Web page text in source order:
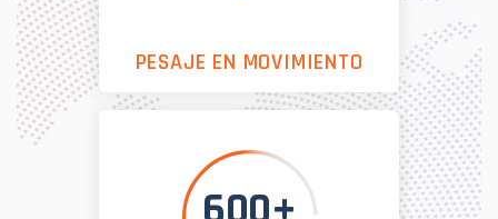
PESAJE EN MOVIMIENTO